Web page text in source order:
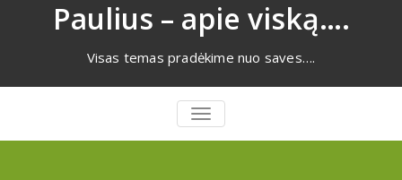
Paulius – apie viską….
Visas temas pradėkime nuo saves….
PERJUNGTI
NAVIGACIJĄ